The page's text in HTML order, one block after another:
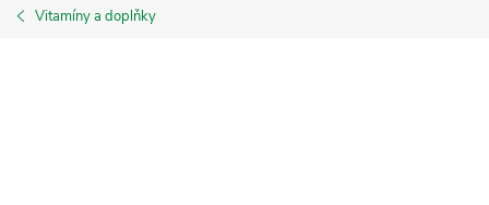
Vitamíny a doplňky